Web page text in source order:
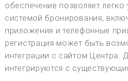
обеспечение позволяет легко
системой бронирования,
приложения и телефонные
регистрация может быть
интеграции с сайтом Центра.
интегрируются с